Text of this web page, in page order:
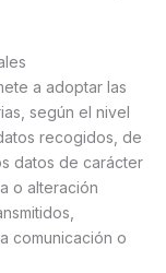
a adoptar las
según el nivel
recogidos, de
datos de carácter
o alteración
comunicación o